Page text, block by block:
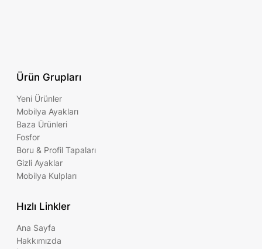
Ürün Grupları
Yeni Ürünler
Mobilya Ayakları
Baza Ürünleri
Fosfor
Boru & Profil Tapaları
Gizli Ayaklar
Mobilya Kulpları
Hızlı Linkler
Ana Sayfa
Hakkımızda